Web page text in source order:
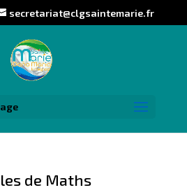
secretariat@clgsaintemarie.fr
de Maths